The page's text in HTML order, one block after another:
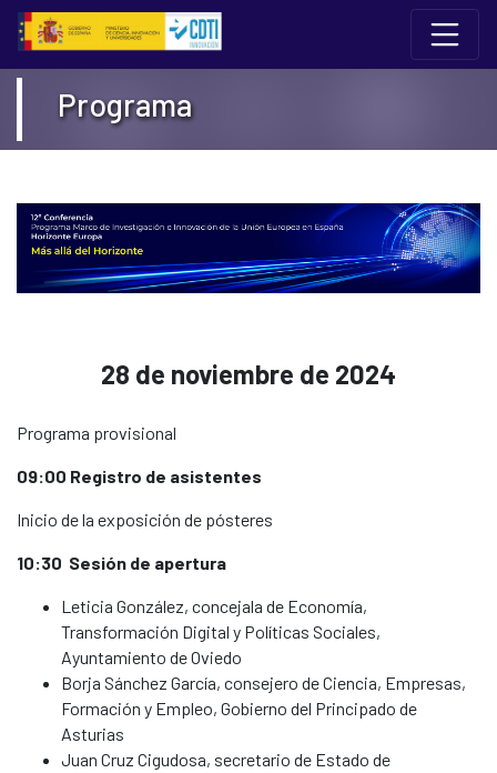
Pular para o conteúdo
12 Conferencia del Programa Marco de
Programa
28 de noviembre de 2024
Programa provisional
09:00 Registro de asistentes
Inicio de la exposición de pósteres
10:30 Sesión de apertura
Leticia González, concejala de Economía,
Transformación Digital y Políticas Sociales,
Ayuntamiento de Oviedo
Borja Sánchez García, consejero de Ciencia, Empresas,
Formación y Empleo, Gobierno del Principado de
Asturias
Juan Cruz Cigudosa, secretario de Estado de